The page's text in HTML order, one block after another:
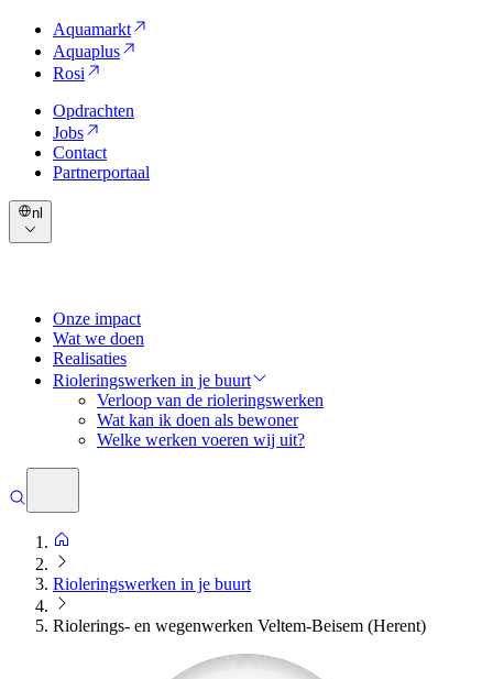
Aquamarkt
Aquaplus
Rosi
Opdrachten
Jobs
Contact
Partnerportaal
nl
Onze impact
Wat we doen
Realisaties
Rioleringswerken in je buurt
Verloop van de rioleringswerken
Wat kan ik doen als bewoner
Welke werken voeren wij uit?
Rioleringswerken in je buurt
Riolerings- en wegenwerken Veltem-Beisem (Herent)